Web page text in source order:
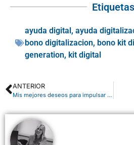
Etiquetas
ayuda digital, ayuda
bono digitalizacion, bono kit
generation, kit digital
ANTERIOR
Mis mejores deseos para impulsar el nuevo año 2022